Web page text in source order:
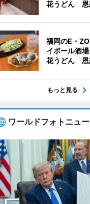
花うどん 恩
福岡のE・
イボール酒
花うどん 恩
もっと見る
ワールドフォトニュ